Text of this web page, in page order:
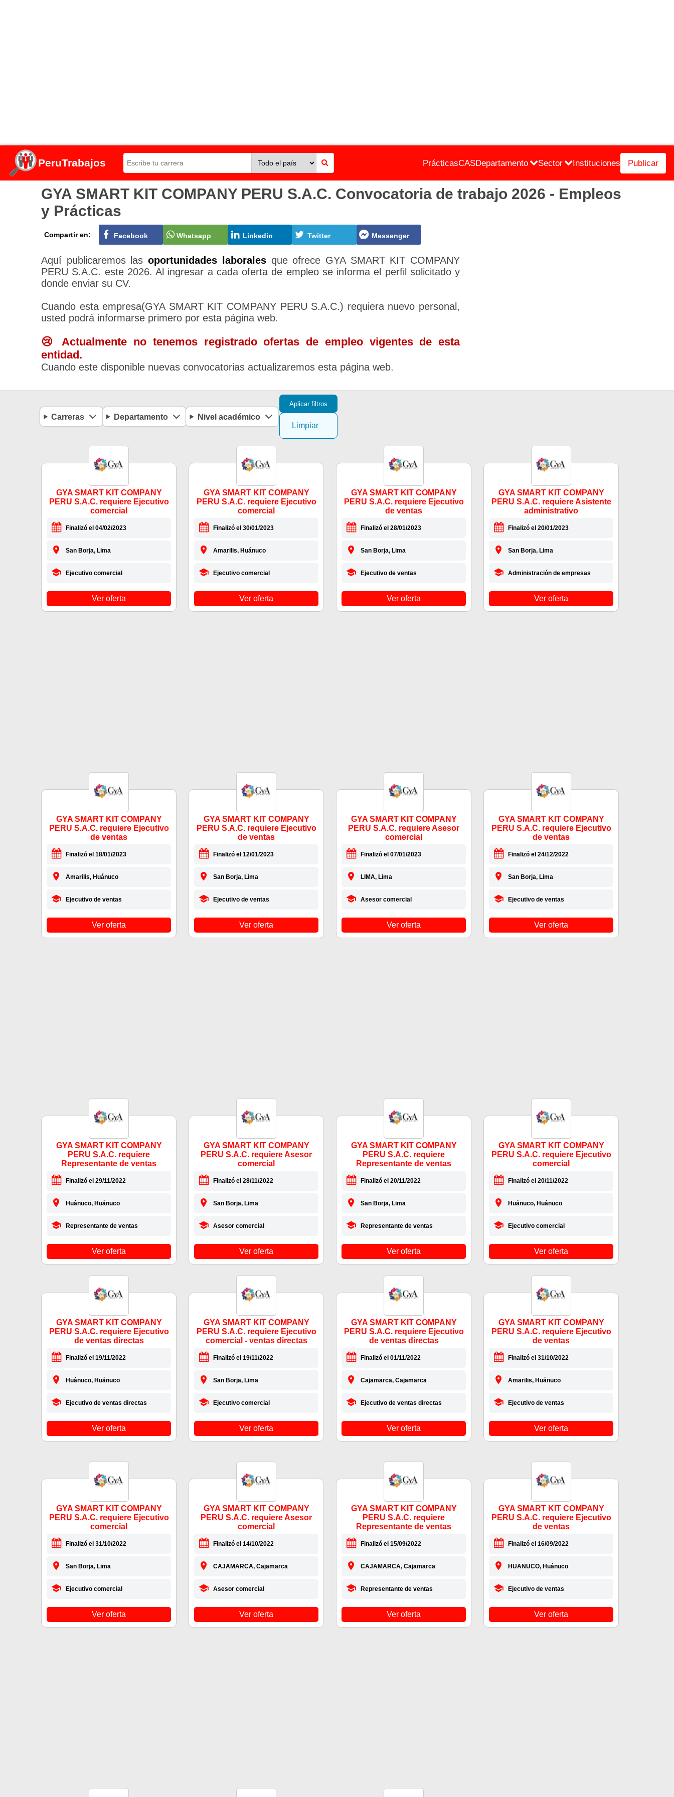
PeruTrabajos PrácticasCASDepartamento Sector Instituciones Publicar
GYA SMART KIT COMPANY PERU S.A.C. Convocatoria de trabajo 2026 - Empleos
y Prácticas
Compartir en: Facebook Whatsapp Linkedin Twitter Messenger
Aquí publicaremos lasoportunidades laboralesque ofrece GYA SMART KIT COMPANY
PERU S.A.C. este 2026. Al ingresar a cada oferta de empleo se informa el perfil solicitado y
donde enviar su CV.
Cuando esta empresa(GYA SMART KIT COMPANY PERU S.A.C.) requiera nuevo personal,
usted podrá informarse primero por esta página web.
😢 Actualmente no tenemos registrado ofertas de empleo vigentes de esta
entidad.
Cuando este disponible nuevas convocatorias actualizaremos esta página web.
Carreras Departamento Nivel académico
Aplicar filtros
Limpiar
GYA SMART KIT COMPANY
PERU S.A.C. requiere Ejecutivo
comercial
Finalizó el 04/02/2023
San Borja, Lima
Ejecutivo comercial
Ver oferta
GYA SMART KIT COMPANY
PERU S.A.C. requiere Ejecutivo
comercial
Finalizó el 30/01/2023
Amarilis, Huánuco
Ejecutivo comercial
Ver oferta
GYA SMART KIT COMPANY
PERU S.A.C. requiere Ejecutivo
de ventas
Finalizó el 28/01/2023
San Borja, Lima
Ejecutivo de ventas
Ver oferta
GYA SMART KIT COMPANY
PERU S.A.C. requiere Asistente
administrativo
Finalizó el 20/01/2023
San Borja, Lima
Administración de empresas
Ver oferta
GYA SMART KIT COMPANY
PERU S.A.C. requiere Ejecutivo
de ventas
Finalizó el 18/01/2023
Amarilis, Huánuco
Ejecutivo de ventas
Ver oferta
GYA SMART KIT COMPANY
PERU S.A.C. requiere Ejecutivo
de ventas
Finalizó el 12/01/2023
San Borja, Lima
Ejecutivo de ventas
Ver oferta
GYA SMART KIT COMPANY
PERU S.A.C. requiere Asesor
comercial
Finalizó el 07/01/2023
LIMA, Lima
Asesor comercial
Ver oferta
GYA SMART KIT COMPANY
PERU S.A.C. requiere Ejecutivo
de ventas
Finalizó el 24/12/2022
San Borja, Lima
Ejecutivo de ventas
Ver oferta
GYA SMART KIT COMPANY
PERU S.A.C. requiere
Representante de ventas
Finalizó el 29/11/2022
Huánuco, Huánuco
Representante de ventas
Ver oferta
GYA SMART KIT COMPANY
PERU S.A.C. requiere Asesor
comercial
Finalizó el 28/11/2022
San Borja, Lima
Asesor comercial
Ver oferta
GYA SMART KIT COMPANY
PERU S.A.C. requiere
Representante de ventas
Finalizó el 20/11/2022
San Borja, Lima
Representante de ventas
Ver oferta
GYA SMART KIT COMPANY
PERU S.A.C. requiere Ejecutivo
comercial
Finalizó el 20/11/2022
Huánuco, Huánuco
Ejecutivo comercial
Ver oferta
GYA SMART KIT COMPANY
PERU S.A.C. requiere Ejecutivo
de ventas directas
Finalizó el 19/11/2022
Huánuco, Huánuco
Ejecutivo de ventas directas
Ver oferta
GYA SMART KIT COMPANY
PERU S.A.C. requiere Ejecutivo
comercial - ventas directas
Finalizó el 19/11/2022
San Borja, Lima
Ejecutivo comercial
Ver oferta
GYA SMART KIT COMPANY
PERU S.A.C. requiere Ejecutivo
de ventas directas
Finalizó el 01/11/2022
Cajamarca, Cajamarca
Ejecutivo de ventas directas
Ver oferta
GYA SMART KIT COMPANY
PERU S.A.C. requiere Ejecutivo
de ventas
Finalizó el 31/10/2022
Amarilis, Huánuco
Ejecutivo de ventas
Ver oferta
GYA SMART KIT COMPANY
PERU S.A.C. requiere Ejecutivo
comercial
Finalizó el 31/10/2022
San Borja, Lima
Ejecutivo comercial
Ver oferta
GYA SMART KIT COMPANY
PERU S.A.C. requiere Asesor
comercial
Finalizó el 14/10/2022
CAJAMARCA, Cajamarca
Asesor comercial
Ver oferta
GYA SMART KIT COMPANY
PERU S.A.C. requiere
Representante de ventas
Finalizó el 15/09/2022
CAJAMARCA, Cajamarca
Representante de ventas
Ver oferta
GYA SMART KIT COMPANY
PERU S.A.C. requiere Ejecutivo
de ventas
Finalizó el 16/09/2022
HUANUCO, Huánuco
Ejecutivo de ventas
Ver oferta